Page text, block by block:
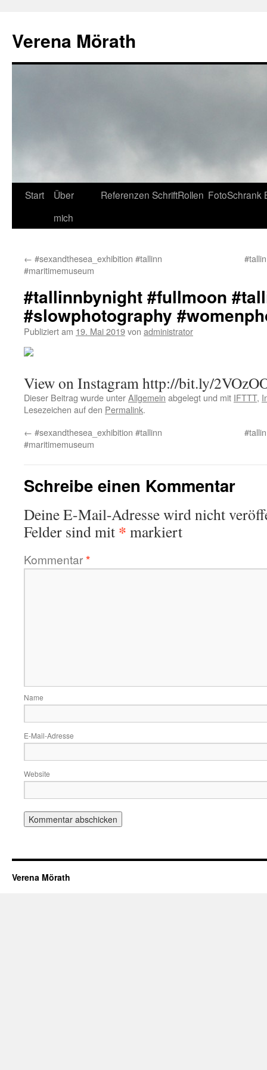
Verena Mörath
Zum
Start
Über
mich
Referenzen SchriftRollen FotoSchrank
← #sexandthesea_exhibition #tallinn
#maritimemuseum
#tallinnbynight #fullmoon
#slowphotography
Publiziert am 19. Mai 2019von administrator
View on Instagram http://bit.ly/
Dieser Beitrag wurde unterAllgemein abgelegt und mit IFTTT,
Lesezeichen auf den Permalink.
← #sexandthesea_exhibition #tallinn
#maritimemuseum
Schreibe einen Kommentar
Deine E-Mail-Adresse wird nicht
Felder sind mit * markiert
Kommentar*
Name
E-Mail-Adresse
Website
Verena Mörath